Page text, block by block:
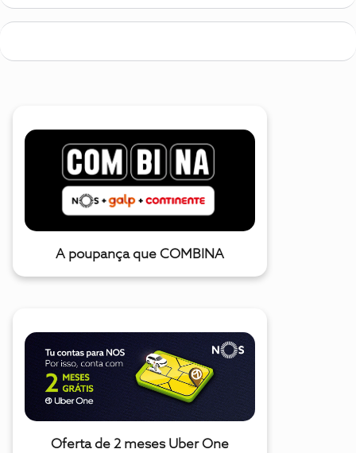
A poupança que COMBINA
Oferta de 2 meses Uber One